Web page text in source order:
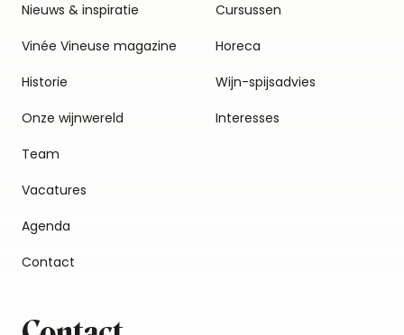
Nieuws & inspiratie
Vinée Vineuse magazine
Historie
Onze wijnwereld
Team
Vacatures
Agenda
Contact
Cursussen
Horeca
Wijn-spijsadvies
Interesses